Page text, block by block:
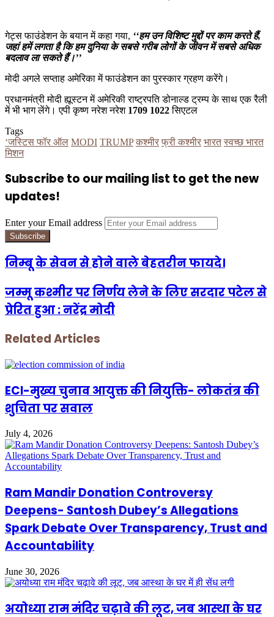
गेट्स फाउंडेशन के बयान में कहा गया, ‘‘हम उन विशिष्ट मुद्दों पर काम करते हैं,
जहां हमें लगता है कि हम दुनिया के सबसे गरीब लोगों के जीवन में सबसे अधिक
बदलाव ला सकते हैं।’’
मोदी अगले सप्ताह अमेरिका में फाउंडेशन का पुरस्कार ग्रहण करेंगे।
प्रधानमंत्री मोदी ह्यूस्टन में अमेरिकी राष्ट्रपति डोनाल्ड ट्रम्प के साथ एक रैली
में भी भाग लेंगे। एपी कृष्ण नरेश नरेश 1709 1022सिएटल
Tags
‘जस्टिस फॉर ऑल MODI TRUMP कश्मीर फ्री कश्मीर भारत स्वच्छ भारत
मिशन
Subscribe to our mailing list to get the new
updates!
Enter your Email address
निम्बू के सेवन से होने वाले बेहतरीन फायदे।
जम्मू कश्मीर पर निर्णय लेने के लिए सरदार पटेल से
प्रेरित हुआ : नरेंद्र मोदी
Related Articles
ECI-मुख्य चुनाव आयुक्त की नियुक्ति- लोकतंत्र की
शुचिता पर सवाल
July 4, 2026
Ram Mandir Donation Controversy
Deepens- Santosh Dubey’s Allegations
Spark Debate Over Transparency, Trust and
Accountability
June 30, 2026
अयोध्या राम मंदिर चढ़ावे की लूट, जब आस्था के घर